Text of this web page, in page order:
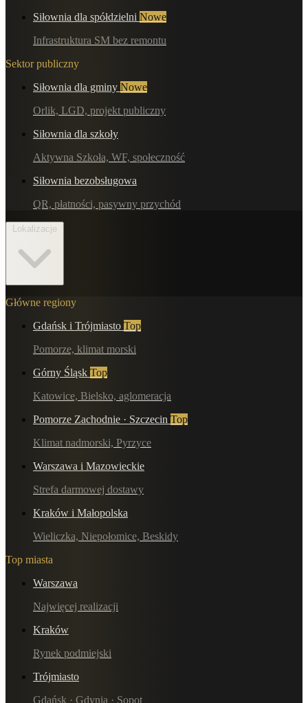
Siłownia dla spółdzielni Nowe
Infrastruktura SM bez remontu
Sektor publiczny
Siłownia dla gminy Nowe
Orlik, LGD, projekt publiczny
Siłownia dla szkoły
Aktywna Szkoła, WF, społeczność
Siłownia bezobsługowa
QR, płatności, pasywny przychód
Główne regiony
Gdańsk i Trójmiasto Top
Pomorze, klimat morski
Górny Śląsk Top
Katowice, Bielsko, aglomeracja
Pomorze Zachodnie · Szczecin Top
Klimat nadmorski, Pyrzyce
Warszawa i Mazowieckie
Strefa darmowej dostawy
Kraków i Małopolska
Wieliczka, Niepołomice, Beskidy
Top miasta
Warszawa
Najwięcej realizacji
Kraków
Rynek podmiejski
Trójmiasto
Gdańsk · Gdynia · Sopot